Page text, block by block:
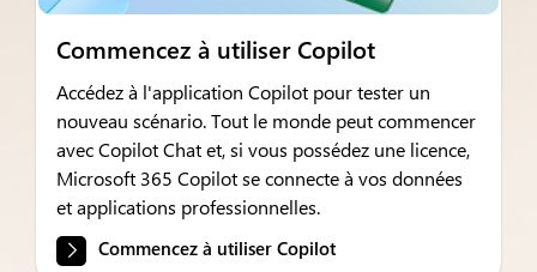
Commencez à utiliser Copilot
Accédez à l'application Copilot pour tester un
nouveau scénario. Tout le monde peut commencer
avec Copilot Chat et, si vous possédez une licence,
Microsoft 365 Copilot se connecte à vos données
et applications professionnelles.
Commencez à utiliser Copilot